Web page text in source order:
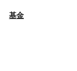
基金